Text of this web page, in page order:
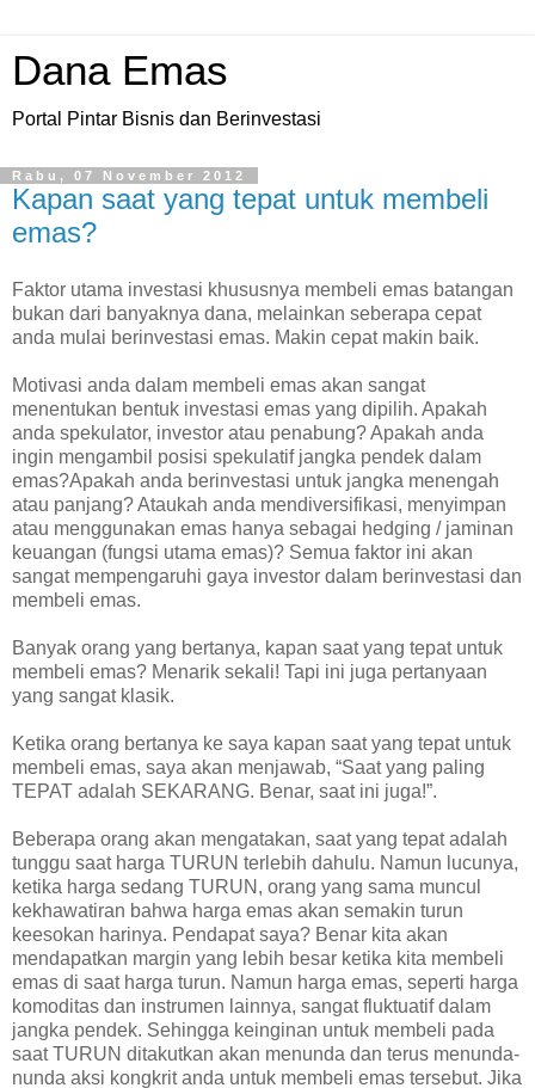
Dana Emas
Portal Pintar Bisnis dan Berinvestasi
Rabu, 07 November 2012
Kapan saat yang tepat untuk membeli
emas?
Faktor utama investasi khususnya membeli emas batangan
bukan dari banyaknya dana, melainkan seberapa cepat
anda mulai berinvestasi emas. Makin cepat makin baik.
Motivasi anda dalam membeli emas akan sangat
menentukan bentuk investasi emas yang dipilih. Apakah
anda spekulator, investor atau penabung? Apakah anda
ingin mengambil posisi spekulatif jangka pendek dalam
emas?Apakah anda berinvestasi untuk jangka menengah
atau panjang? Ataukah anda mendiversifikasi, menyimpan
atau menggunakan emas hanya sebagai hedging / jaminan
keuangan (fungsi utama emas)? Semua faktor ini akan
sangat mempengaruhi gaya investor dalam berinvestasi dan
membeli emas.
Banyak orang yang bertanya, kapan saat yang tepat untuk
membeli emas? Menarik sekali! Tapi ini juga pertanyaan
yang sangat klasik.
Ketika orang bertanya ke saya kapan saat yang tepat untuk
membeli emas, saya akan menjawab, “Saat yang paling
TEPAT adalah SEKARANG. Benar, saat ini juga!”.
Beberapa orang akan mengatakan, saat yang tepat adalah
tunggu saat harga TURUN terlebih dahulu. Namun lucunya,
ketika harga sedang TURUN, orang yang sama muncul
kekhawatiran bahwa harga emas akan semakin turun
keesokan harinya. Pendapat saya? Benar kita akan
mendapatkan margin yang lebih besar ketika kita membeli
emas di saat harga turun. Namun harga emas, seperti harga
komoditas dan instrumen lainnya, sangat fluktuatif dalam
jangka pendek. Sehingga keinginan untuk membeli pada
saat TURUN ditakutkan akan menunda dan terus menunda-
nunda aksi kongkrit anda untuk membeli emas tersebut. Jika